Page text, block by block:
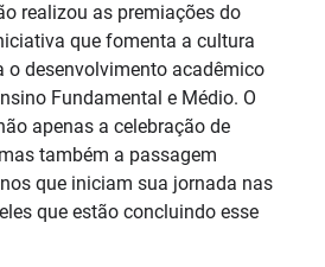
realizou as premiações do
que fomenta a cultura
o desenvolvimento acadêmico
Fundamental e Médio. O
apenas a celebração de
também a passagem
que iniciam sua jornada nas
que estão concluindo esse